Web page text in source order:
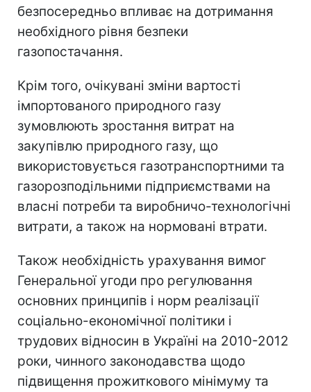
безпосередньо впливає на дотримання
необхідного рівня безпеки
газопостачання.
Крім того, очікувані зміни вартості
імпортованого природного газу
зумовлюють зростання витрат на
закупівлю природного газу, що
використовується газотранспортними та
газорозподільними підприємствами на
власні потреби та виробничо-технологічні
витрати, а також на нормовані втрати.
Також необхідність урахування вимог
Генеральної угоди про регулювання
основних принципів і норм реалізації
соціально-економічної політики і
трудових відносин в Україні на 2010-2012
роки, чинного законодавства щодо
підвищення прожиткового мінімуму та